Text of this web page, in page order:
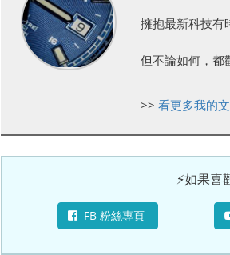
擁抱最新科技有
但不論如何，都
>> 看更多我的
⚡如果
FB 粉絲專頁